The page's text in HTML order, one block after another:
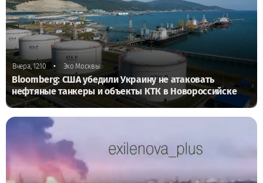
Вчера, 12:10 • Эхо Москвы
Bloomberg: США убедили Украину не атаковать
нефтяные танкеры и объекты КТК в Новороссийске